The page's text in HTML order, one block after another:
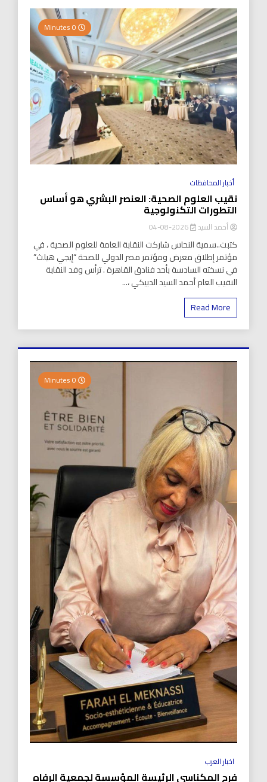
أخبار المحافظات
نقيب العلوم الصحية: العنصر البشري هو أساس
التطورات التكنولوجية
أحمد السيد 2026-08-04
كتبت..سمية النحاس شاركت النقابة العامة للعلوم الصحية ، في
مؤتمر إطلاق معرض ومؤتمر مصر الدولي للصحة “إيجي هيلث”
في نسخته السادسة بأحد فنادق القاهرة . ترأس وفد النقابة
النقيب العام أحمد السيد الدبيكي ،...
Read More
اخبار العرب
فرح المكناسي الرئيسة المؤسسة لجمعية الرفاه